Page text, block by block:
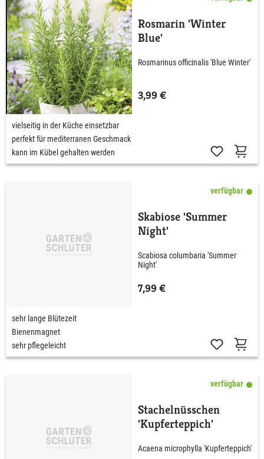
Rosmarin 'Winter
Blue'
Rosmarinus officinalis 'Blue Winter'
3,99 €
vielseitig in der Küche einsetzbar
perfekt für mediterranen Geschmack
kann im Kübel gehalten werden
verfügbar
Skabiose 'Summer
Night'
Scabiosa columbaria 'Summer
Night'
7,99 €
sehr lange Blütezeit
Bienenmagnet
sehr pflegeleicht
verfügbar
Stachelnüsschen
'Kupferteppich'
Acaena microphylla 'Kupferteppich'